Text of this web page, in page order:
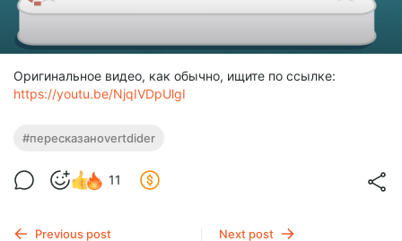
Оригинальное видео, как обычно, ищите по ссылке:
https://youtu.be/NjqIVDpUlgI
#пересказаноvertdider
11
Previous post Next post